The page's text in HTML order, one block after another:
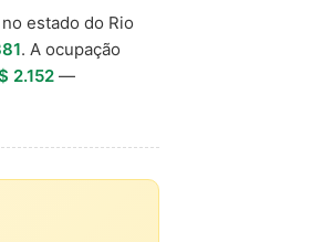
no estado do Rio
. A ocupação
2.152 —